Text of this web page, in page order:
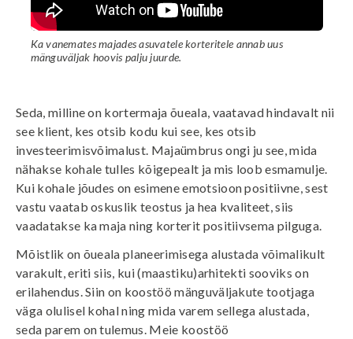
Ka vanemates majades asuvatele korteritele annab uus
mänguväljak hoovis palju juurde.
Seda, milline on kortermaja õueala, vaatavad hindavalt nii
see klient, kes otsib kodu kui see, kes otsib
investeerimisvõimalust. Majaümbrus ongi ju see, mida
nähakse kohale tulles kõigepealt ja mis loob esmamulje.
Kui kohale jõudes on esimene emotsioon positiivne, sest
vastu vaatab oskuslik teostus ja hea kvaliteet, siis
vaadatakse ka maja ning korterit positiivsema pilguga.
Mõistlik on õueala planeerimisega alustada võimalikult
varakult, eriti siis, kui (maastiku)arhitekti sooviks on
erilahendus. Siin on koostöö mänguväljakute tootjaga
väga olulisel kohal ning mida varem sellega alustada,
seda parem on tulemus. Meie koostöö